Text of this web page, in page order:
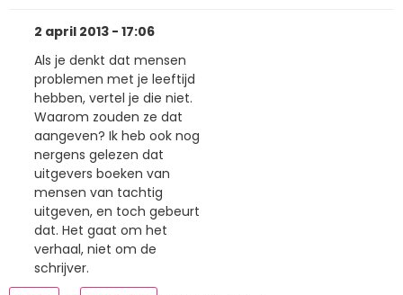
2 april 2013 - 17:06
Als je denkt dat mensen
problemen met je leeftijd
hebben, vertel je die niet.
Waarom zouden ze dat
aangeven? Ik heb ook nog
nergens gelezen dat
uitgevers boeken van
mensen van tachtig
uitgeven, en toch gebeurt
dat. Het gaat om het
verhaal, niet om de
schrijver.